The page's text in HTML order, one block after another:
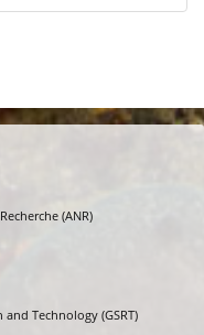
(ANR)
and Technology (GSRT)